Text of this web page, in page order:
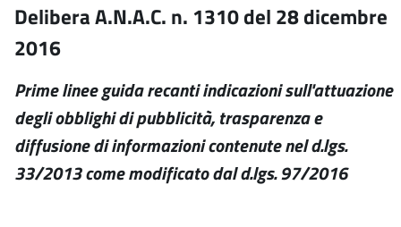
Delibera A.N.A.C. n. 1310 del 28 dicembre
2016
Prime linee guida recanti indicazioni sull'attuazione
degli obblighi di pubblicità, trasparenza e
diffusione di informazioni contenute nel d.lgs.
33/2013 come modificato dal d.lgs. 97/2016